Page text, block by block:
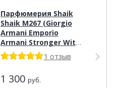
Парфюмерия Shaik
Shaik M267 (Giorgio
Armani Emporio
Armani Stronger With
You), 50 ml NEW1 отзыв
1 300 руб.